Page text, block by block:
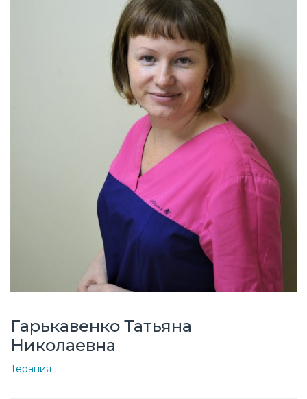
Гарькавенко Татьяна
Николаевна
Терапия